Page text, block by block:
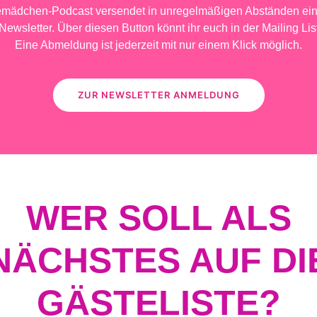
Podcast versendet in unregelmäßigen Abständen
Über diesen Button könnt ihr euch in der Mailing
Eine Abmeldung ist jederzeit mit nur einem Klick möglich.
ZUR NEWSLETTER ANMELDUNG
WER SOLL ALS
AUF
GÄSTELISTE?